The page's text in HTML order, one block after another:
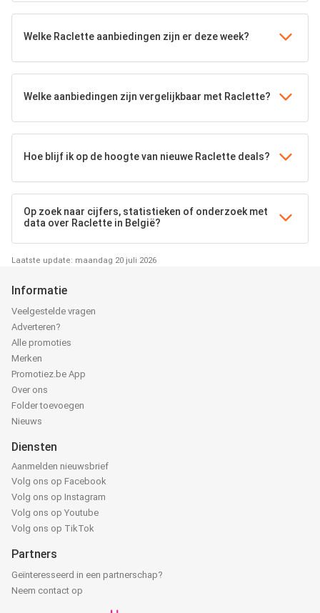
Welke Raclette aanbiedingen zijn er deze week?
Welke aanbiedingen zijn vergelijkbaar met Raclette?
Hoe blijf ik op de hoogte van nieuwe Raclette deals?
Op zoek naar cijfers, statistieken of onderzoek met
data over Raclette in België?
Laatste update: maandag 20 juli 2026
Informatie
Veelgestelde vragen
Adverteren?
Alle promoties
Merken
Promotiez.be App
Over ons
Folder toevoegen
Nieuws
Diensten
Aanmelden nieuwsbrief
Volg ons op Facebook
Volg ons op Instagram
Volg ons op Youtube
Volg ons op TikTok
Partners
Geïnteresseerd in een partnerschap?
Neem contact op